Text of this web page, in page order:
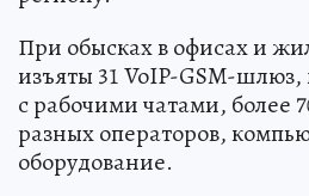
При обысках в офисах и
изъяты 31 VoIP-GSM-
с рабочими чатами, более
разных операторов,
оборудование.